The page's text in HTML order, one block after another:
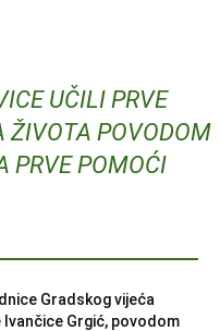
UČILI PRVE
ŽIVOTA POVODOM
PRVE POMOĆI
Gradskog vijeća
Ivančice Grgić, povodom